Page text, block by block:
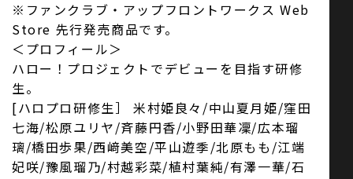
※ファンクラブ・アップフロントワークス Web
Store 先行発売商品です。
＜プロフィール＞
ハロー！プロジェクトでデビューを目指す研修
生。
[ハロプロ研修生］ 米村姫良々/中山夏月姫/窪田
七海/松原ユリヤ/斉藤円香/小野田華凜/広本瑠
璃/橋田歩果/西﨑美空/平山遊季/北原もも/江端
妃咲/豫風瑠乃/村越彩菜/植村葉純/有澤一華/石